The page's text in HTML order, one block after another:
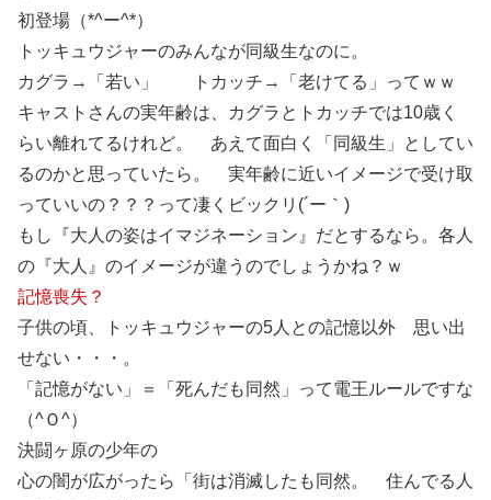
初登場（*^ー^*）
トッキュウジャーのみんなが同級生なのに。
カグラ→「若い」 トカッチ→「老けてる」ってｗｗ
キャストさんの実年齢は、カグラとトカッチでは10歳く
らい離れてるけれど。 あえて面白く「同級生」としてい
るのかと思っていたら。 実年齢に近いイメージで受け取
っていいの？？？って凄くビックリ(´ー｀)
もし『大人の姿はイマジネーション』だとするなら。各人
の『大人』のイメージが違うのでしょうかね？ｗ
記憶喪失？
子供の頃、トッキュウジャーの5人との記憶以外 思い出
せない・・・。
「記憶がない」＝「死んだも同然」って電王ルールですな
（^Ｏ^）
決闘ヶ原の少年の
心の闇が広がったら「街は消滅したも同然。 住んでる人